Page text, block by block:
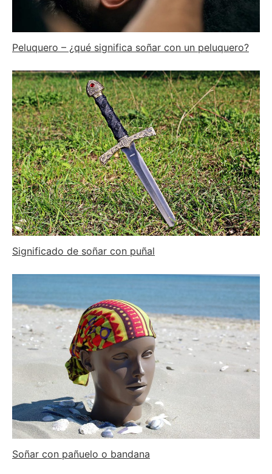
Peluquero – ¿qué significa soñar con un peluquero?
Significado de soñar con puñal
Soñar con pañuelo o bandana